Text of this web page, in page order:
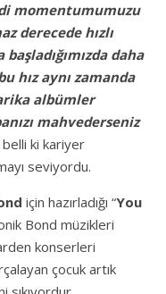
momentumumuzu
derecede hızlı
daha
hız aynı zamanda
albümler
mahvederseniz
ki kariyer
seviyordu.
için hazırladığı “You
Bond müzikleri
konserleri
çocuk artık